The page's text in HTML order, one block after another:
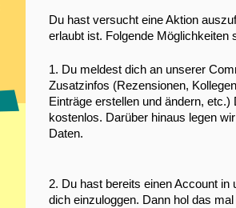
Du hast versucht eine Aktion
erlaubt ist. Folgende Möglichkeiten
1. Du meldest dich an unserer
Zusatzinfos (Rezensionen,
Einträge erstellen und ändern,
kostenlos. Darüber hinaus legen
Daten.
2. Du hast bereits einen Account
dich einzuloggen. Dann hol das